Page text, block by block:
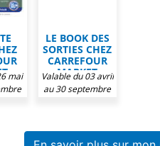
mai
LE BOOK DES
SORTIES CHEZ
CARREFOUR
MARKET
Valable du 03 avril
au 30 septembre